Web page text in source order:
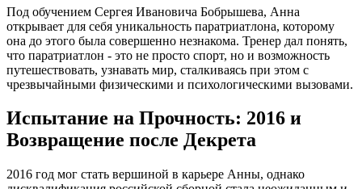
Под обучением Сергея Ивановича Бобрышева, Анна
открывает для себя уникальность паратриатлона, которому
она до этого была совершенно незнакома. Тренер дал понять,
что паратриатлон - это не просто спорт, но и возможность
путешествовать, узнавать мир, сталкиваясь при этом с
чрезвычайными физическими и психологическими вызовами.
Испытание на Прочность: 2016 и
Возвращение после Декрета
2016 год мог стать вершиной в карьере Анны, однако